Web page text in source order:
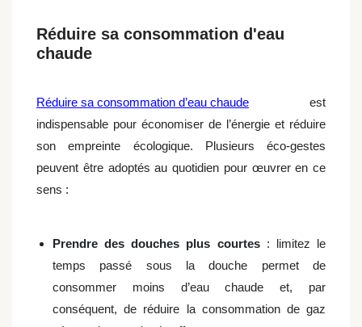
Réduire sa consommation d'eau
chaude
Réduire sa consommation d’eau chaude est
indispensable pour économiser de l’énergie et réduire
son empreinte écologique. Plusieurs éco-gestes
peuvent être adoptés au quotidien pour œuvrer en ce
sens :
Prendre des douches plus courtes: limitez le
temps passé sous la douche permet de
consommer moins d’eau chaude et, par
conséquent, de réduire la consommation de gaz